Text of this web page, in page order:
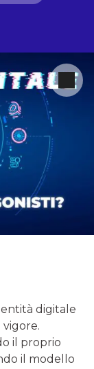
digitale
il proprio
il modello